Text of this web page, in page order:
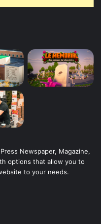
Newspaper, Magazine,
options that allow you to
to your needs.